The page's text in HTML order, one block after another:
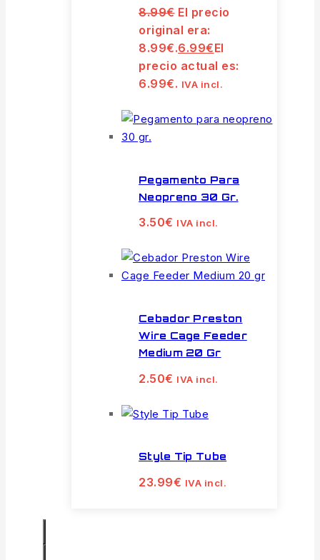
8.99€ El precio
original era:
8.99€.6.99€El
precio actual es:
6.99€. IVA incl.
Pegamento Para
Neopreno 30 Gr.
3.50€ IVA incl.
Cebador Preston
Wire Cage Feeder
Medium 20 Gr
2.50€ IVA incl.
Style Tip Tube
23.99€ IVA incl.